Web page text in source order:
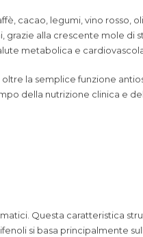
cacao, legumi, vino rosso,
grazie alla crescente mole di
metabolica e
oltre la semplice funzione
della nutrizione clinica e
Questa caratteristica
si basa principalmente